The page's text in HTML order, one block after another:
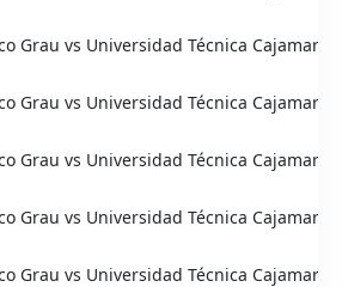
Grau vs Universidad Técnica Cajamarca
Grau vs Universidad Técnica Cajamarca
Grau vs Universidad Técnica Cajamarca
Grau vs Universidad Técnica Cajamarca
Grau vs Universidad Técnica Cajamarca